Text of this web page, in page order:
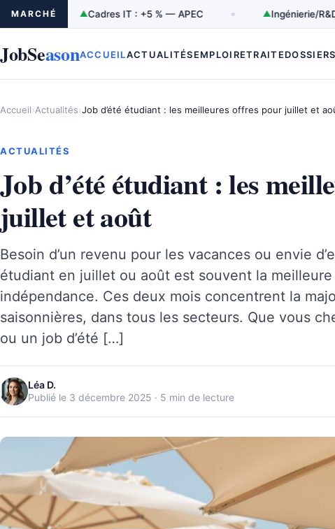
MARCHÉ
▲Cadres IT : +5 % — APEC ▲Ingénierie/R&D : +7
JobSeasonACCUEILACTUALITÉSEMPLOI RETRAITEDOSSIERS
Accueil›Actualités›Job d’été étudiant : les meilleures offres pour juillet et
ACTUALITÉS
Job d’été étudiant : les
juillet et août
Besoin d’un revenu pour les vacances ou envie
étudiant en juillet ou août est souvent la
indépendance. Ces deux mois concentrent la
saisonnières, dans tous les secteurs. Que vous
ou un job d’été […]
Léa D.
Publié le 3 décembre 2025 · 5 min de lecture